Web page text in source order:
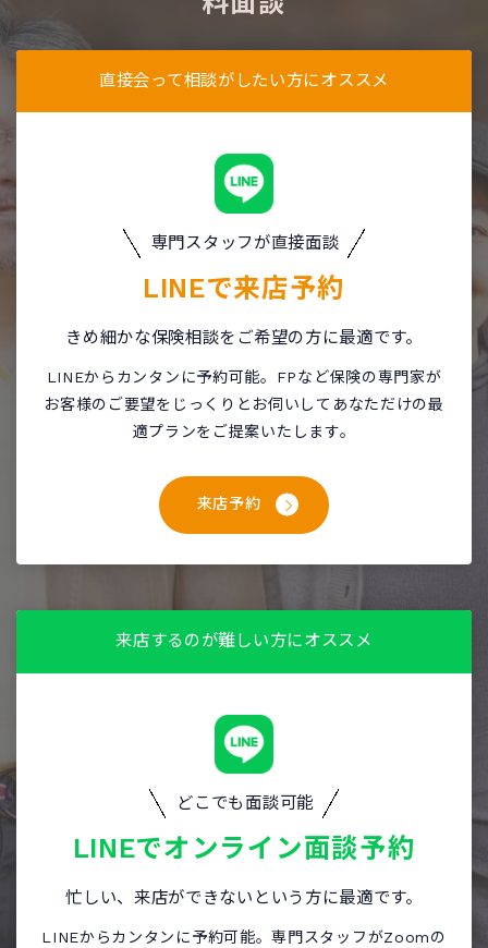
直接会って相談がしたい方にオススメ
専門スタッフが直接面談
LINEで来店予約
きめ細かな保険相談をご希望の方に最適です。
LINEからカンタンに予約可能。FPなど保険の専門家が
お客様のご要望をじっくりとお伺いしてあなただけの最
適プランをご提案いたします。
来店予約
来店するのが難しい方にオススメ
どこでも面談可能
LINEでオンライン面談予約
忙しい、来店ができないという方に最適です。
LINEからカンタンに予約可能。専門スタッフがZoomの